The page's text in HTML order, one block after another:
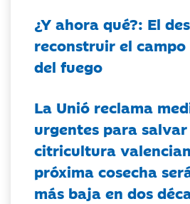
¿Y ahora qué?: El
reconstruir el
del fuego
La Unió reclama
urgentes para
citricultura
próxima cosecha
más baja en dos